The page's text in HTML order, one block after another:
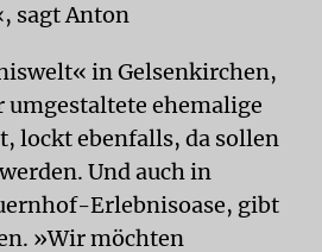
sagt Anton
in Gelsenkirchen,
umgestaltete ehemalige
lockt ebenfalls, da sollen
Und auch in
Erlebnisoase, gibt
»Wir möchten